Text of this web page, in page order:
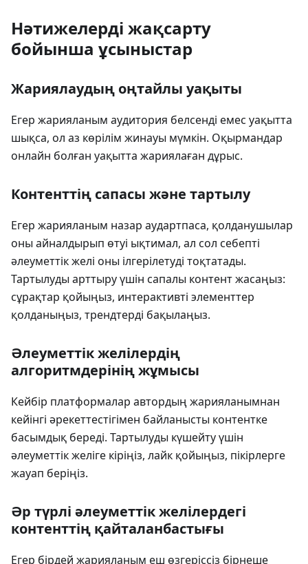
Нәтижелерді жақсарту
бойынша ұсыныстар
Жариялаудың оңтайлы уақыты
Егер жарияланым аудитория белсенді емес уақытта
шықса, ол аз көрілім жинауы мүмкін. Оқырмандар
онлайн болған уақытта жариялаған дұрыс.
Контенттің сапасы және тартылу
Егер жарияланым назар аудартпаса, қолданушылар
оны айналдырып өтуі ықтимал, ал сол себепті
әлеуметтік желі оны ілгерілетуді тоқтатады.
Тартылуды арттыру үшін сапалы контент жасаңыз:
сұрақтар қойыңыз, интерактивті элементтер
қолданыңыз, трендтерді бақылаңыз.
Әлеуметтік желілердің
алгоритмдерінің жұмысы
Кейбір платформалар автордың жарияланымнан
кейінгі әрекеттестігімен байланысты контентке
басымдық береді. Тартылуды күшейту үшін
әлеуметтік желіге кіріңіз, лайк қойыңыз, пікірлерге
жауап беріңіз.
Әр түрлі әлеуметтік желілердегі
контенттің қайталанбастығы
Егер бірдей жарияланым еш өзгеріссіз бірнеше